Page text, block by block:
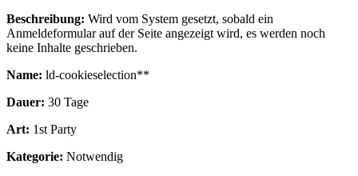
Beschreibung: Wird vom System gesetzt, sobald ein
Anmeldeformular auf der Seite angezeigt wird, es werden noch
keine Inhalte geschrieben.
Name: ld-cookieselection**
Dauer: 30 Tage
Art: 1st Party
Kategorie: Notwendig